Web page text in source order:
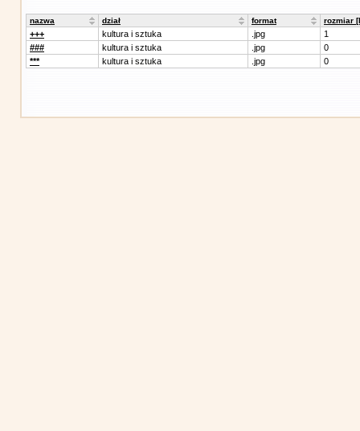
nazwa dział format rozmiar
+++ kultura i sztuka .jpg
1
###
kultura i sztuka .jpg
0
***
kultura i sztuka .jpg 0